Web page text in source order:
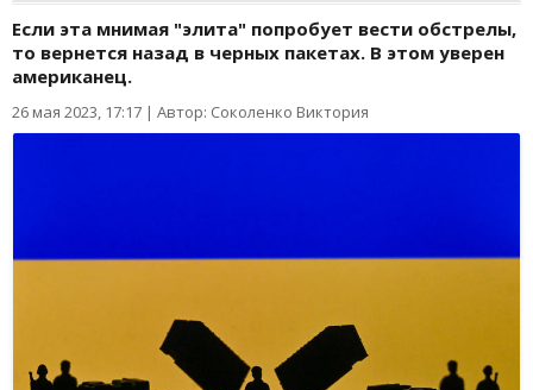
Если эта мнимая "элита" попробует вести обстрелы,
то вернется назад в черных пакетах. В этом уверен
американец.
26 мая 2023, 17:17 | Автор: Соколенко Виктория